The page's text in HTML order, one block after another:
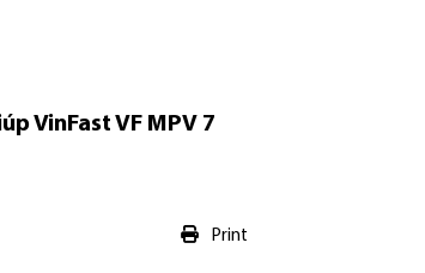
VinFast VF MPV 7
Print